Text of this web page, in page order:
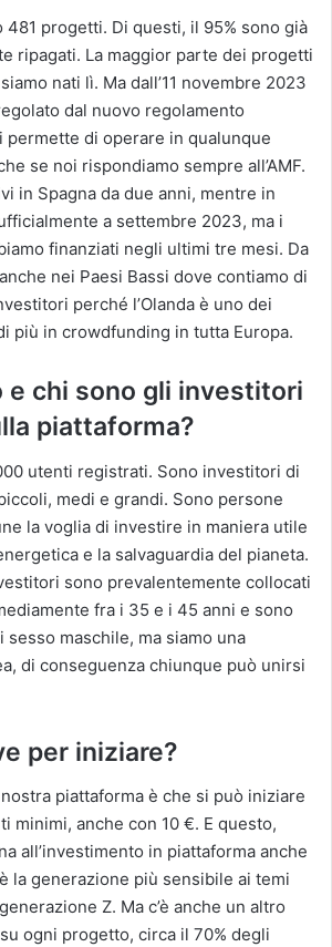
481 progetti. Di questi, il 95% sono già
ripagati. La maggior parte dei progetti
nati lì. Ma dall’11 novembre 2023
dal nuovo regolamento
permette di operare in qualunque
se noi rispondiamo sempre all’AMF.
in Spagna da due anni, mentre in
a settembre 2023, ma i
finanziati negli ultimi tre mesi. Da
nei Paesi Bassi dove contiamo di
perché l’Olanda è uno dei
più in crowdfunding in tutta Europa.
e chi sono gli investitori
piattaforma?
utenti registrati. Sono investitori di
medi e grandi. Sono persone
la voglia di investire in maniera utile
e la salvaguardia del pianeta.
sono prevalentemente collocati
fra i 35 e i 45 anni e sono
maschile, ma siamo una
di conseguenza chiunque può unirsi
per iniziare?
piattaforma è che si può iniziare
minimi, anche con 10 €. E questo,
all’investimento in piattaforma anche
la generazione più sensibile ai temi
Z. Ma c’è anche un altro
ogni progetto, circa il 70% degli